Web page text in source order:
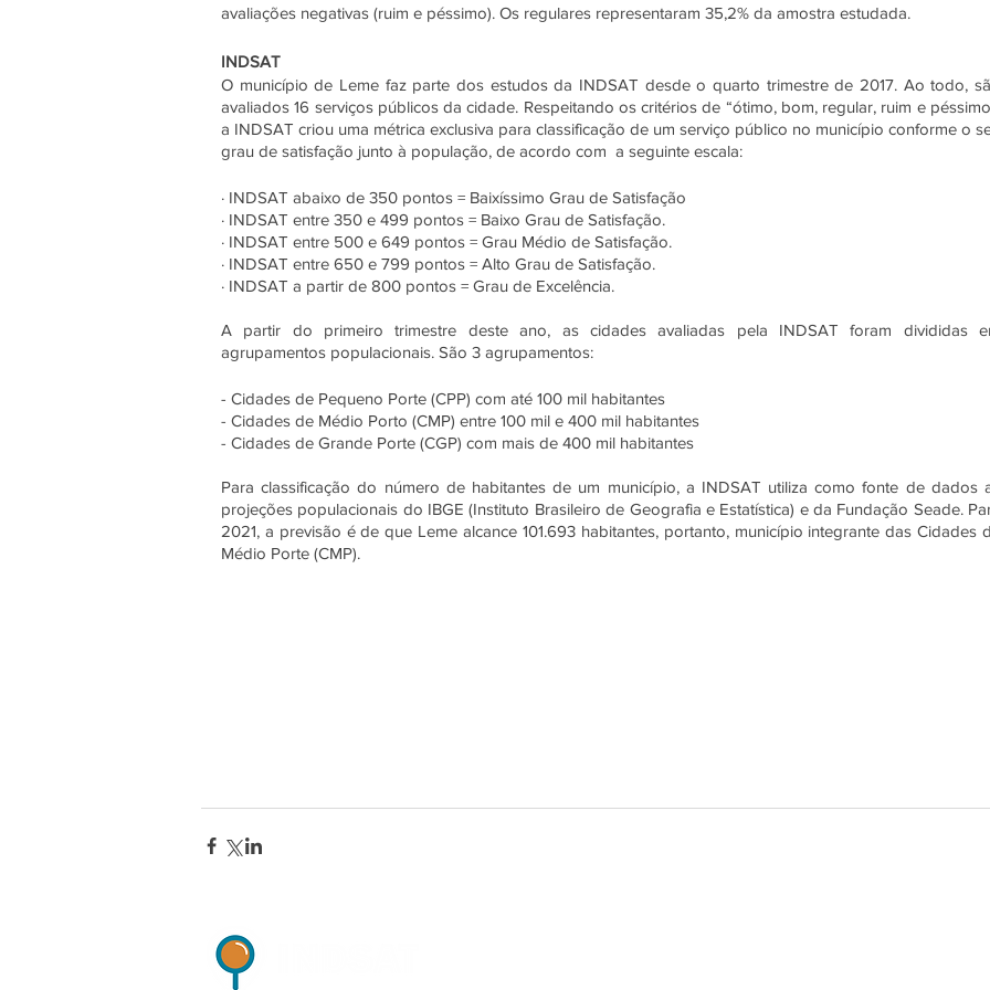
avaliações negativas (ruim e péssimo). Os regulares representaram 35,2% da amostra estudada.
INDSAT
O município de Leme faz parte dos estudos da INDSAT desde o quarto trimestre de 2017. Ao todo,
avaliados 16 serviços públicos da cidade. Respeitando os critérios de “ótimo, bom, regular, ruim e
a INDSAT criou uma métrica exclusiva para classificação de um serviço público no município conforme o
grau de satisfação junto à população, de acordo com  a seguinte escala:
· INDSAT abaixo de 350 pontos = Baixíssimo Grau de Satisfação
· INDSAT entre 350 e 499 pontos = Baixo Grau de Satisfação.
· INDSAT entre 500 e 649 pontos = Grau Médio de Satisfação.
· INDSAT entre 650 e 799 pontos = Alto Grau de Satisfação.
· INDSAT a partir de 800 pontos = Grau de Excelência.
A partir do primeiro trimestre deste ano, as cidades avaliadas pela INDSAT foram divididas
agrupamentos populacionais. São 3 agrupamentos:
- Cidades de Pequeno Porte (CPP) com até 100 mil habitantes
- Cidades de Médio Porto (CMP) entre 100 mil e 400 mil habitantes
- Cidades de Grande Porte (CGP) com mais de 400 mil habitantes
Para classificação do número de habitantes de um município, a INDSAT utiliza como fonte de dados
projeções populacionais do IBGE (Instituto Brasileiro de Geografia e Estatística) e da Fundação Seade.
2021, a previsão é de que Leme alcance 101.693 habitantes, portanto, município integrante das Cidades
Médio Porte (CMP).